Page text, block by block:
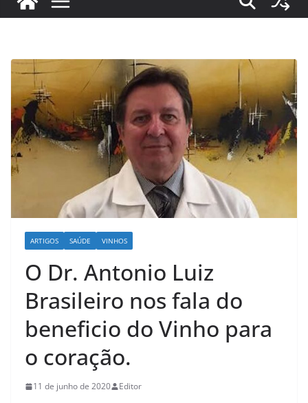
ARTIGOS SAÚDE VINHOS
O Dr. Antonio Luiz
Brasileiro nos fala do
beneficio do Vinho para
o coração.
11 de junho de 2020 Editor